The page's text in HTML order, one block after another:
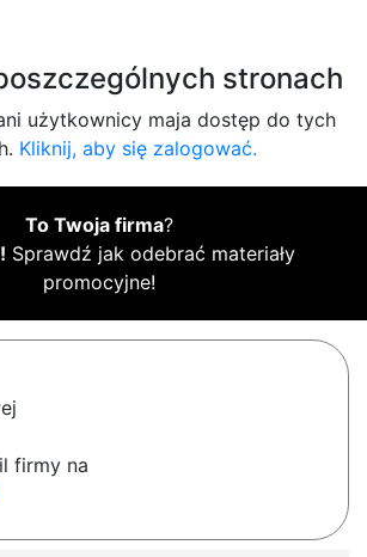
stronach
użytkownicy maja dostęp do tych
Kliknij, aby się zalogować.
To Twoja firma?
Sprawdź jak odebrać materiały
promocyjne!
firmy na